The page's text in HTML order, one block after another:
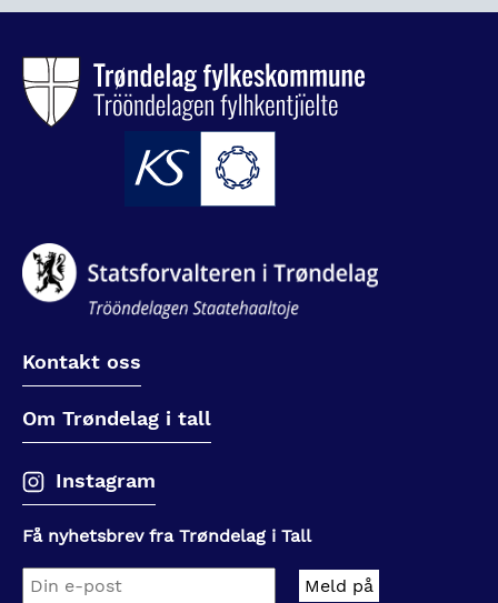
Kontakt oss
Om Trøndelag i tall
Instagram
Få nyhetsbrev fra Trøndelag i Tall